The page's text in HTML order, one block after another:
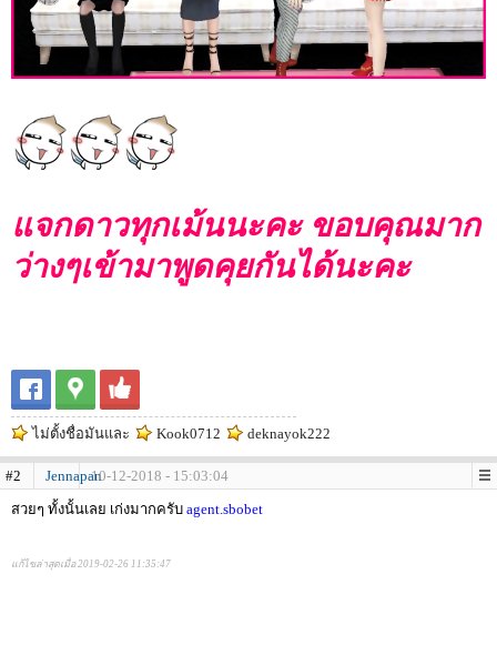
แจกดาวทุกเม้นนะคะ ขอบคุณมาก
ว่างๆเข้ามาพูดคุยกันได้นะคะ
ไม่ตั้งชื่อมันและ Kook0712 deknayok222
#2 Jennapan10-12-2018 - 15:03:04
สวยๆ ทั้งนั้นเลย เก่งมากครับ agent.sbobet
แก้ไขล่าสุดเมื่อ 2019-02-26 11:35:47